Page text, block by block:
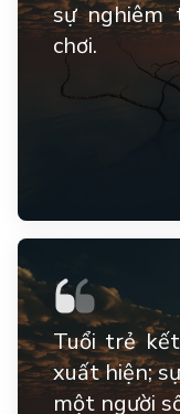
sự nghiêm
chơi.
Tuổi trẻ
xuất hiện;
một người